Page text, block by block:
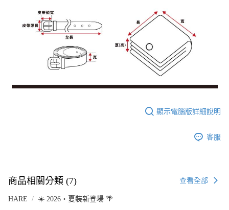
顯示電腦版詳細說明
客服
商品相關分類 (7) 查看全部
HARE ☀️ 2026・夏裝新登場 🌴